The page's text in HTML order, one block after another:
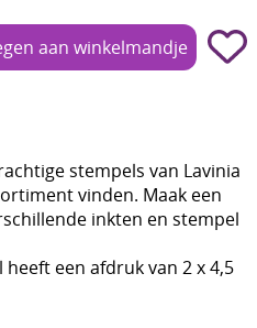
stempels van Lavinia
vinden. Maak een
inkten en stempel
een afdruk van 2 x 4,5